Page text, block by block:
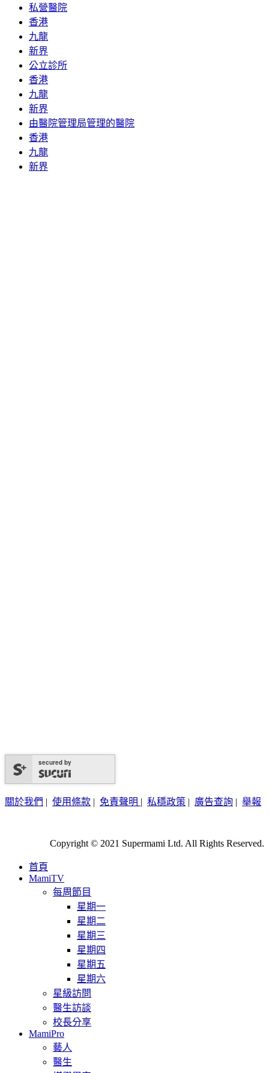
私營醫院
香港
九龍
新界
公立診所
香港
九龍
新界
由醫院管理局管理的醫院
香港
九龍
新界
secured by
關於我們 | 使用條款 | 免責聲明 | 私穩政策 | 廣告查詢 | 舉報
Copyright © 2021 Supermami Ltd. All Rights Reserved.
首頁
MamiTV
每周節目
星期一
星期二
星期三
星期四
星期五
星期六
星級訪問
醫生訪談
校長分享
MamiPro
藝人
醫生